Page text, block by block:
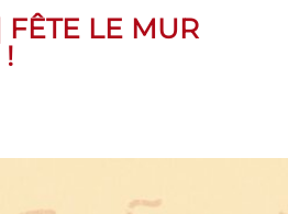
FÊTE LE MUR